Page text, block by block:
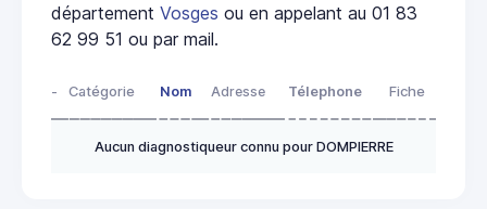
département Vosges ou en appelant au 01 83
62 99 51 ou par mail.
- Catégorie Nom Adresse Télephone Fiche
Aucun diagnostiqueur connu pour DOMPIERRE